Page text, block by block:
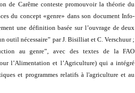
de Carême conteste promouvoir la théorie du
du concept «genre» dans son document Info-
une définition basée sur l’ouvrage de deux
outil nécessaire” par J. Bisilliat et C. Verschuur ;
au genre”, avec des textes de la FAO
l’Alimentation et l’Agriculture) qui a intégré
et programmes relatifs à l'agriculture et au